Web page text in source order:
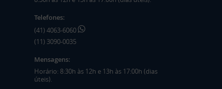
Telefones:
(41) 4063-6060
(11) 3090-0035
Mensagens:
Horário: 8:30h às 12h e 13h às 17:00h (dias
úteis).